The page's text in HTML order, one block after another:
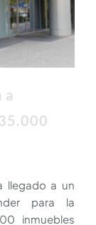
a
llegado a un
para la
inmuebles